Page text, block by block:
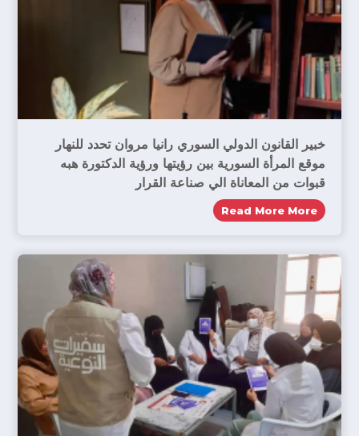
خبير القانون الدولي السوري رانيا مروان تحدد للنهار
موقع المرأة السورية بين رؤيتها ورؤية الدكتورة هبه
قبوات من المعاناة الي صناعة القرار
Read More